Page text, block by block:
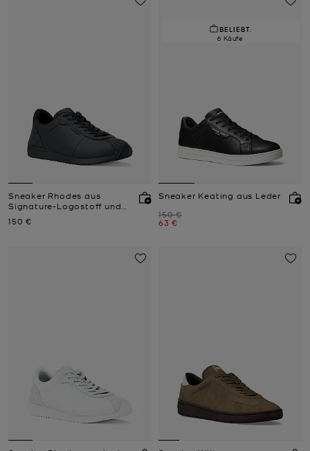
Sneaker Rhodes aus
Signature-Logostoff und
Jetzt
150 €
BELIEBT.
6 Käufe
Sneaker Keating aus Leder
Zuvor
150 €
Jetzt
63 €